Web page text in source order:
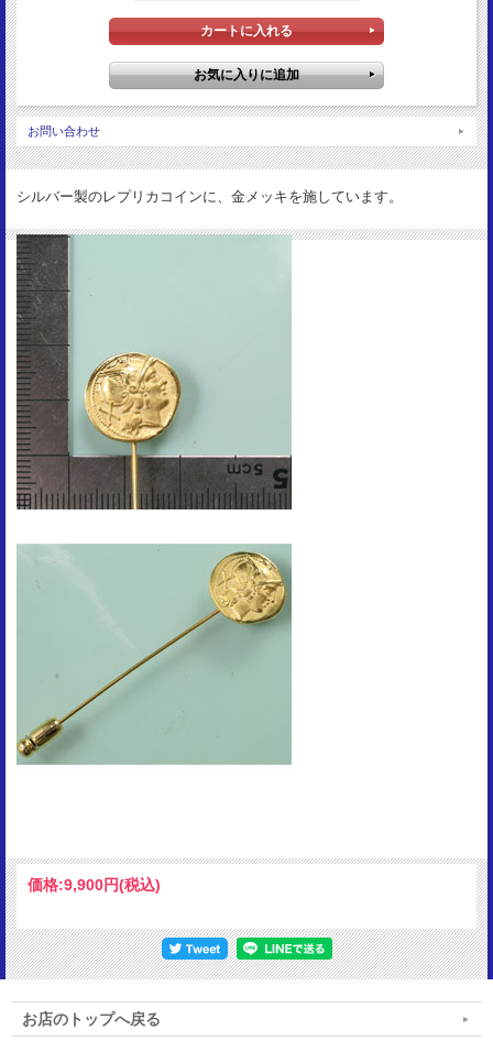
3.05g
お問い合わせ
シルバー製のレプリカコインに、金メッキを施しています。
価格:9,900円(税込)
お店のトップへ戻る